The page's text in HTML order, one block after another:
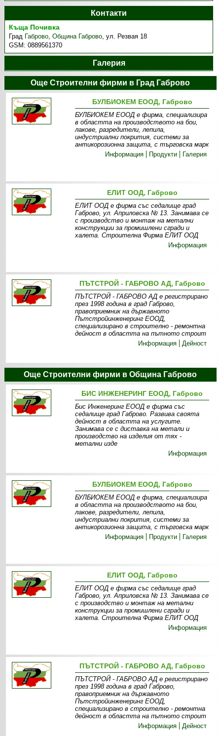
Контакти
Къща Почивка
Град Габрово,Община Габрово,ул. Резвая 18
GSM:0889561370
Галерия
Още Строителни фирми в Град Габрово
БУЛБИОКЕМ ЕООД, Габрово
БУЛБИОКЕМ ЕООД е фирма, специализира
в областта на производството на бои,
лакове, разредители, лепила,
индустриални покрития, системи за
антикорозионна защита, с търговска марк
Информация
Продукти Галерия
ЕЛИТ ООД, Габрово
ЕЛИТ ООД е фирма със седалище град
Габрово, ул. Априловска № 13. Занимава се
с производство и монтаж на метални
конструкции за промишлени сгради и
халета. Строителна Фирма ЕЛИТ ООД
Информация
ПЪТСТРОЙ - ГАБРОВО АД, Габрово
ПЪТСТРОЙ - ГАБРОВО АД е регистрирано
през 1998 година в град Габрово,
правоприемник на държавното
Пътстройинженеринг ЕООД,
специализирано в строително - ремонтна
дейност в областта на пътното строит
Информация
Дейност
Още Строителни фирми в Община Габрово
БИС ИНЖЕНЕРИНГ ЕООД, Габрово
Бис Инженеринг ЕООД е фирма със
седалище град Габрово. Развива своята
дейност в областта на услугите.
Занимава се с диставка на метали и
производство на изделия от тях -
метални изде
Информация
БУЛБИОКЕМ ЕООД, Габрово
БУЛБИОКЕМ ЕООД е фирма, специализира
в областта на производството на бои,
лакове, разредители, лепила,
индустриални покрития, системи за
антикорозионна защита, с търговска марк
Информация
Продукти Галерия
ЕЛИТ ООД, Габрово
ЕЛИТ ООД е фирма със седалище град
Габрово, ул. Априловска № 13. Занимава се
с производство и монтаж на метални
конструкции за промишлени сгради и
халета. Строителна Фирма ЕЛИТ ООД
Информация
ПЪТСТРОЙ - ГАБРОВО АД, Габрово
ПЪТСТРОЙ - ГАБРОВО АД е регистрирано
през 1998 година в град Габрово,
правоприемник на държавното
Пътстройинженеринг ЕООД,
специализирано в строително - ремонтна
дейност в областта на пътното строит
Информация
Дейност